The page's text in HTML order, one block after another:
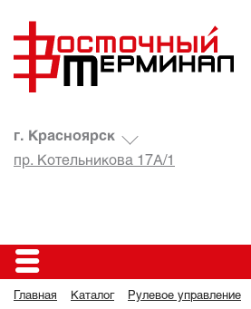
г. Красноярск
пр. Котельникова 17А/1
Главная Каталог Рулевое управление